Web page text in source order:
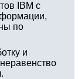
IBM с
по
и